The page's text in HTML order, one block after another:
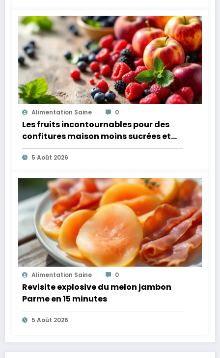
Alimentation Saine 0
Les fruits incontournables pour des
confitures maison moins sucrées et
plus légères
5 Août 2026
Alimentation Saine 0
Revisite explosive du melon jambon
Parme en 15 minutes
5 Août 2026